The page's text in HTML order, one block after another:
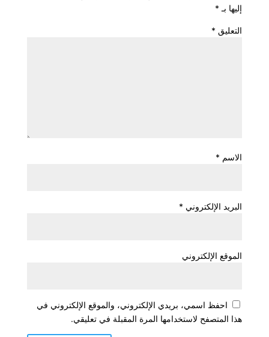
إليها بـ *
التعليق *
الاسم *
البريد الإلكتروني *
الموقع الإلكتروني
احفظ اسمي، بريدي الإلكتروني، والموقع الإلكتروني في
هذا المتصفح لاستخدامها المرة المقبلة في تعليقي.